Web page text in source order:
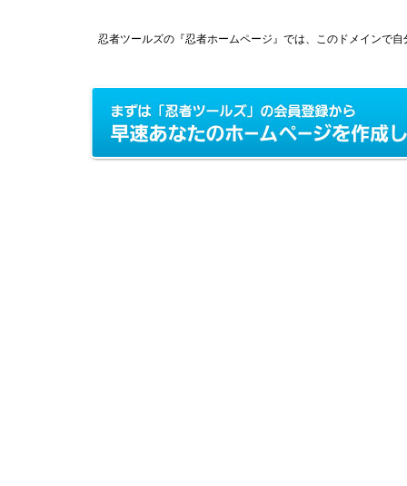
忍者ツールズの『忍者ホームページ』では、このドメインで